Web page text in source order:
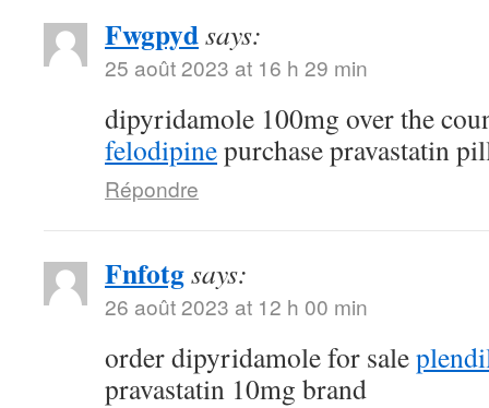
Fwgpydsays:
25 août 2023 at 16 h 29 min
dipyridamole 100mg over the
felodipinepurchase pravastatin
Répondre
Fnfotgsays:
26 août 2023 at 12 h 00 min
order dipyridamole for sale
pravastatin 10mg brand